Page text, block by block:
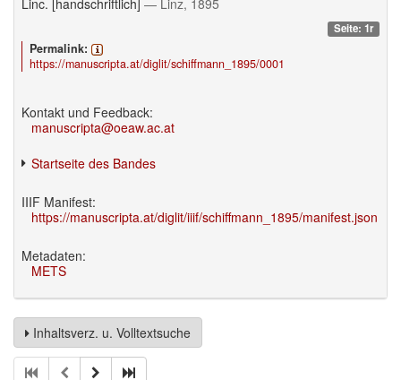
Linc. [handschriftlich] — Linz, 1895
Seite: 1r
Permalink:
https://manuscripta.at/diglit/schiffmann_1895/0001
Kontakt und Feedback:
manuscripta@oeaw.ac.at
Startseite des Bandes
IIIF Manifest:
https://manuscripta.at/diglit/iiif/schiffmann_1895/manifest.json
Metadaten:
METS
Inhaltsverz. u. Volltextsuche